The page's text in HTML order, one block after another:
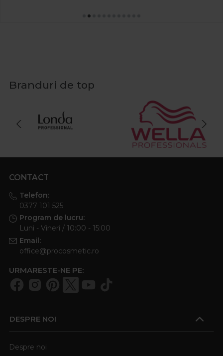
Branduri de top
CONTACT
Telefon:
0377 101 525
Program de lucru:
Luni - Vineri / 10:00 - 15:00
Email:
office@procosmetic.ro
URMARESTE-NE PE:
DESPRE NOI
Despre noi